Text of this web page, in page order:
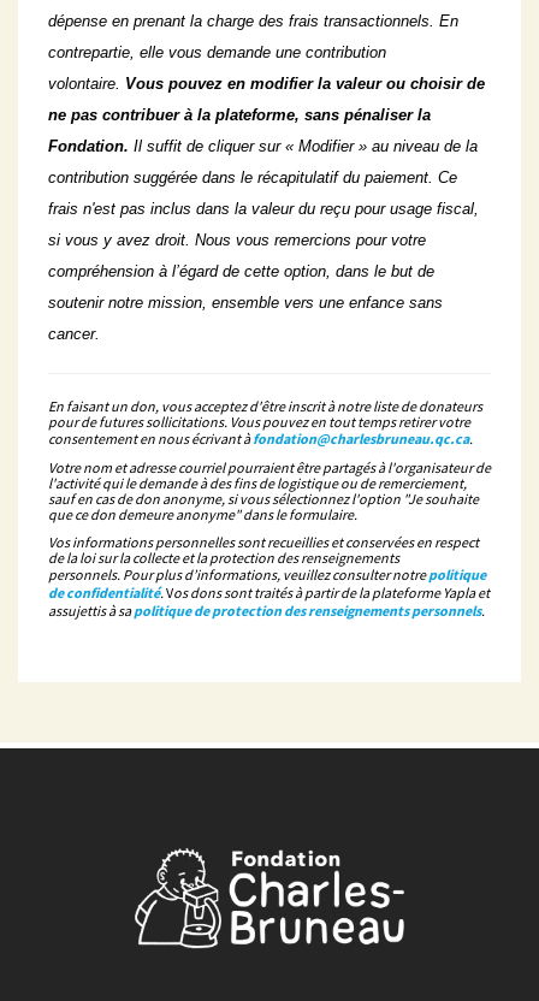
dépense en prenant la charge des frais transactionnels. En
contrepartie, elle vous demande une contribution
volontaire. Vous pouvez en modifier la valeur ou choisir de
ne pas contribuer à la plateforme, sans pénaliser la
Fondation. Il suffit de cliquer sur « Modifier » au niveau de la
contribution suggérée dans le récapitulatif du paiement. Ce
frais n'est pas inclus dans la valeur du reçu pour usage fiscal,
si vous y avez droit. Nous vous remercions pour votre
compréhension à l’égard de cette option, dans le but de
soutenir notre mission, ensemble vers une enfance sans
cancer.
En faisant un don, vous acceptez d'être inscrit à notre liste de donateurs
pour de futures sollicitations. Vous pouvez en tout temps retirer votre
consentement en nous écrivant àfondation@charlesbruneau.qc.ca.
Votre nom et adresse courriel pourraient être partagés à l'organisateur de
l'activité qui le demande à des fins de logistique ou de remerciement,
sauf en cas de don anonyme, si vous sélectionnez l'option "Je souhaite
que ce don demeure anonyme" dans le formulaire.
Vos informations personnelles sont recueillies et conservées en respect
de la loi sur la collecte et la protection des renseignements
personnels. Pour plus d’informations, veuillez consulter notrepolitique
de confidentialité. Vos dons sont traités à partir de la plateforme Yapla et
assujettis à sapolitique de protection des renseignements personnels.